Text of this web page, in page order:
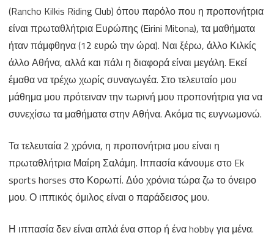
(Rancho Kilkis Riding Club) όπου παρόλο που η προπονήτρια
είναι πρωταθλήτρια Ευρώπης (Eirini Mitona), τα μαθήματα
ήταν πάμφθηνα (12 ευρώ την ώρα). Ναι ξέρω, άλλο Κιλκίς
άλλο Αθήνα, αλλά και πάλι η διαφορά είναι μεγάλη. Εκεί
έμαθα να τρέχω χωρίς συναγωγέα. Στο τελευταίο μου
μάθημα μου πρότειναν την τωρινή μου προπονήτρια για να
συνεχίσω τα μαθήματα στην Αθήνα. Ακόμα τις ευγνωμονώ.
Τα τελευταία 2 χρόνια, η προπονήτρια μου είναι η
πρωταθλήτρια Μαίρη Σαλάμη. Ιππασία κάνουμε στο Ek
sports horses στο Κορωπί. Δύο χρόνια τώρα ζω το όνειρο
μου. Ο ιππικός όμιλος είναι ο παράδεισος μου.
Η ιππασία δεν είναι απλά ένα σπορ ή ένα hobby για μένα.